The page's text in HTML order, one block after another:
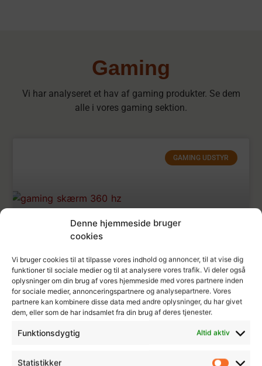
Denne hjemmeside bruger
cookies
Vi bruger cookies til at tilpasse vores indhold og annoncer, til at vise dig
funktioner til sociale medier og til at analysere vores trafik. Vi deler også
oplysninger om din brug af vores hjemmeside med vores partnere inden
for sociale medier, annonceringspartnere og analysepartnere. Vores
partnere kan kombinere disse data med andre oplysninger, du har givet
dem, eller som de har indsamlet fra din brug af deres tjenester.
Funktionsdygtig Altid aktiv
Statistikker
Gaming
Vi har analyseret et hav af gaming produkter. Se dem
alle i vores gaming sektion.
GAMING UDSTYR
Gaming Skærm 360 HZ – Eksterne
Tests
LÆS MERE »